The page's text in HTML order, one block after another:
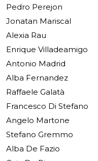
Pedro Perejon
Jonatan Mariscal
Alexia Rau
Enrique Villadeamigo
Antonio Madrid
Alba Fernandez
Raffaele Galatà
Francesco Di Stefano
Angelo Martone
Stefano Gremmo
Alba De Fazio